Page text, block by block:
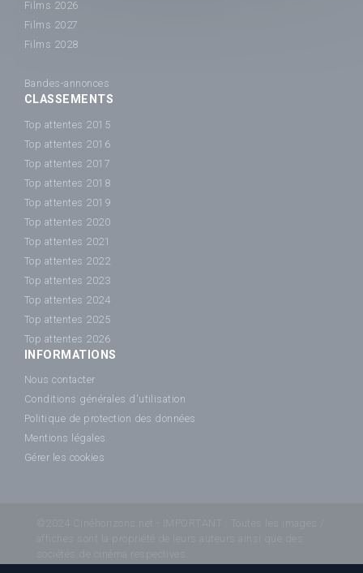
Films 2026
Films 2027
Films 2028
Bandes-annonces
CLASSEMENTS
Top attentes 2015
Top attentes 2016
Top attentes 2017
Top attentes 2018
Top attentes 2019
Top attentes 2020
Top attentes 2021
Top attentes 2022
Top attentes 2023
Top attentes 2024
Top attentes 2025
Top attentes 2026
INFORMATIONS
Nous contacter
Conditions générales d'utilisation
Politique de protection des données
Mentions légales
Gérer les cookies